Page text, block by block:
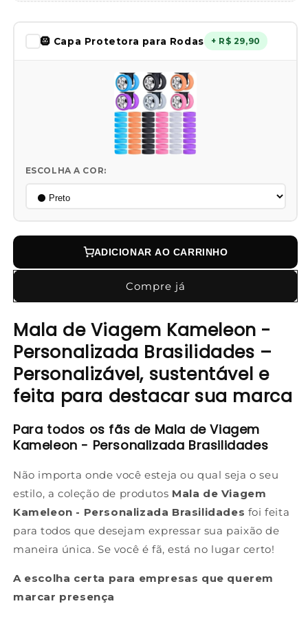
🛞 Capa Protetora para Rodas + R$ 29,90
ESCOLHA A COR:
ADICIONAR AO CARRINHO
Compre já
Mala de Viagem Kameleon -
Personalizada Brasilidades –
Personalizável, sustentável e
feita para destacar sua marca
Para todos os fãs de Mala de Viagem
Kameleon - Personalizada Brasilidades
Não importa onde você esteja ou qual seja o seu
estilo, a coleção de produtos Mala de Viagem
Kameleon - Personalizada Brasilidades foi feita
para todos que desejam expressar sua paixão de
maneira única. Se você é fã, está no lugar certo!
A escolha certa para empresas que querem
marcar presença